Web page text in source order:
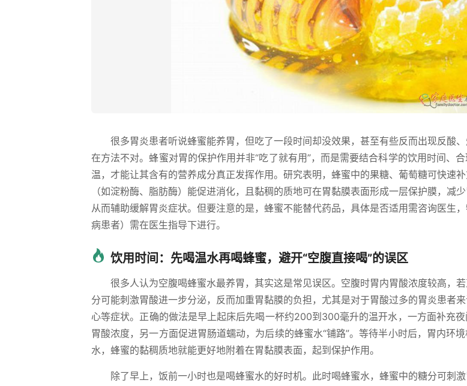
很多胃炎患者听说蜂蜜能养胃，但吃了一段时间却没效果，甚至有些反而出现反酸
在方法不对。蜂蜜对胃的保护作用并非“吃了就有用”，而是需要结合科学的饮用时间、
温，才能让其含有的营养成分真正发挥作用。研究表明，蜂蜜中的果糖、葡萄糖可快速
（如淀粉酶、脂肪酶）能促进消化，且黏稠的质地可在胃黏膜表面形成一层保护膜，减少
从而辅助缓解胃炎症状。但要注意的是，蜂蜜不能替代药品，具体是否适用需咨询医生
病患者）需在医生指导下进行。
饮用时间：先喝温水再喝蜂蜜，避开“空腹直接喝”的误区
很多人认为空腹喝蜂蜜水最养胃，其实这是常见误区。空腹时胃内胃酸浓度较高，
分可能刺激胃酸进一步分泌，反而加重胃黏膜的负担，尤其是对于胃酸过多的胃炎患者
心等症状。正确的做法是早上起床后先喝一杯约200到300毫升的温开水，一方面补充
胃酸浓度，另一方面促进胃肠道蠕动，为后续的蜂蜜水“铺路”。等待半小时后，胃内环
水，蜂蜜的黏稠质地就能更好地附着在胃黏膜表面，起到保护作用。
除了早上，饭前一小时也是喝蜂蜜水的好时机。此时喝蜂蜜水，蜂蜜中的糖分可刺